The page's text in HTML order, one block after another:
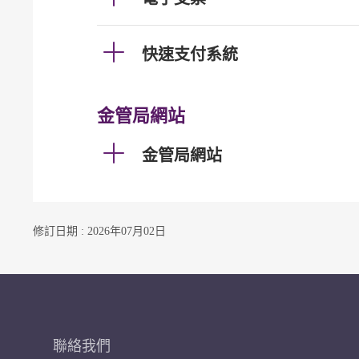
快速支付系統
金管局網站
金管局網站
修訂日期 : 2026年07月02日
聯絡我們